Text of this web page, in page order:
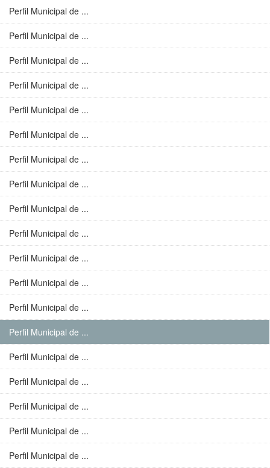
Perfil Municipal de ...
Perfil Municipal de ...
Perfil Municipal de ...
Perfil Municipal de ...
Perfil Municipal de ...
Perfil Municipal de ...
Perfil Municipal de ...
Perfil Municipal de ...
Perfil Municipal de ...
Perfil Municipal de ...
Perfil Municipal de ...
Perfil Municipal de ...
Perfil Municipal de ...
Perfil Municipal de ...
Perfil Municipal de ...
Perfil Municipal de ...
Perfil Municipal de ...
Perfil Municipal de ...
Perfil Municipal de ...